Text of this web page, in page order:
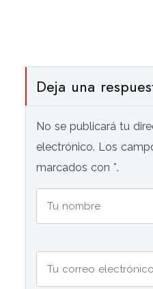
Deja una
No se publicará tu
electrónico. Los
marcados con *.